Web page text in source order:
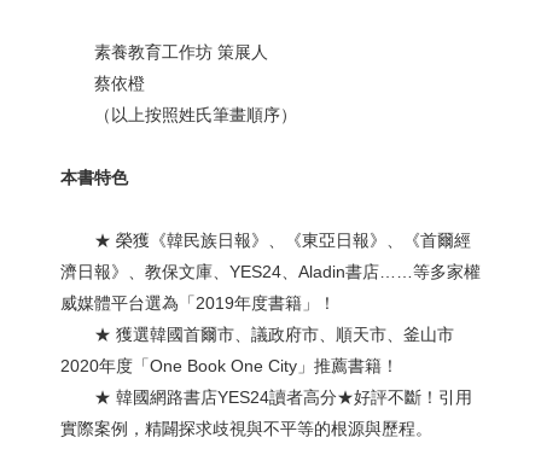
素養教育工作坊 策展人
蔡依橙
（以上按照姓氏筆畫順序）
本書特色
★ 榮獲《韓民族日報》、《東亞日報》、《首爾經
濟日報》、教保文庫、YES24、Aladin書店……等多家權
威媒體平台選為「2019年度書籍」！
★ 獲選韓國首爾市、議政府市、順天市、釜山市
2020年度「One Book One City」推薦書籍！
★ 韓國網路書店YES24讀者高分★好評不斷！引用
實際案例，精闢探求歧視與不平等的根源與歷程。